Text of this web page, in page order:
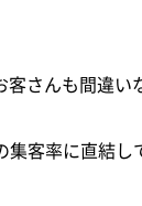
さんも間違い
客率に直結し